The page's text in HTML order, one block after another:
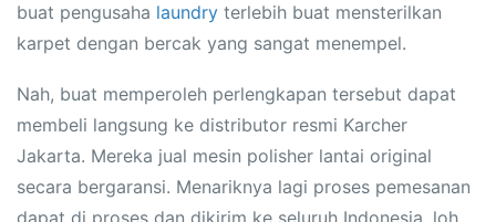
buat pengusaha laundry terlebih buat mensterilkan
karpet dengan bercak yang sangat menempel.
Nah, buat memperoleh perlengkapan tersebut dapat
membeli langsung ke distributor resmi Karcher
Jakarta. Mereka jual mesin polisher lantai original
secara bergaransi. Menariknya lagi proses pemesanan
dapat di proses dan dikirim ke seluruh Indonesia, loh.